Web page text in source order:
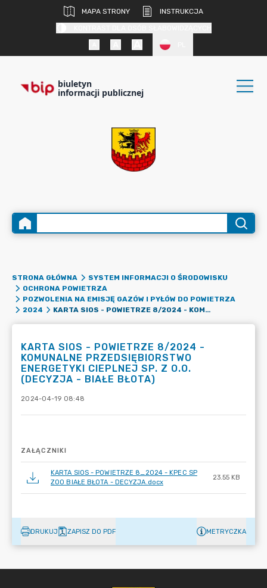
MAPA STRONY
INSTRUKCJA
biuletyn
informacji publicznej
STRONA GŁÓWNA
SYSTEM INFORMACJI O ŚRODOWISKU
OCHRONA POWIETRZA
POZWOLENIA NA EMISJĘ GAZÓW I PYŁÓW DO POWIETRZA
2024
KARTA SIOS - POWIETRZE 8/2024 - KOMUNALNE PRZEDSIĘBIORSTWO ENERGETYKI CIEPLNEJ SP. Z O.O. (DECYZJA - BIAŁE BŁOTA)
KARTA SIOS - POWIETRZE 8/2024 -
KOMUNALNE PRZEDSIĘBIORSTWO
ENERGETYKI CIEPLNEJ SP. Z O.O.
(DECYZJA - BIAŁE BŁOTA)
2024-04-19 08:48
ZAŁĄCZNIKI
KARTA SIOS - POWIETRZE 8_2024 - KPEC SP
ZOO BIAŁE BŁOTA - DECYZJA.docx
23.55 KB
DRUKUJ ZAPISZ DO PDF METRYCZKA